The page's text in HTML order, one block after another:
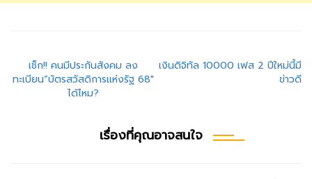
แนะแนว
เรื่อง
เช็ก!! คนมีประกันสังคม ลง
ทะเบียน”บัตรสวัสดิการแห่งรัฐ 68″
ได้ไหม?
เงินดิจิทัล 10000 เฟส 2 ปีใหม่นี้มี
ข่าวดี
เรื่องที่คุณอาจสนใจ